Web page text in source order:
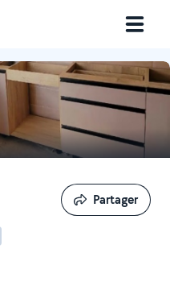
Partager
Partager